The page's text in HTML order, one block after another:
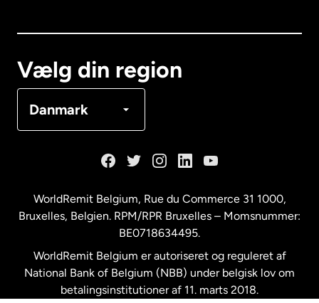
Vælg din region
Danmark
Malaysia
New Zealand
WorldRemit Belgium, Rue du Commerce 31 1000,
Bruxelles, Belgien. RPM/RPR Bruxelles – Momsnummer:
BE0718634495.
WorldRemit Belgium er autoriseret og reguleret af
National Bank of Belgium (NBB) under belgisk lov om
betalingsinstitutioner af 11. marts 2018.